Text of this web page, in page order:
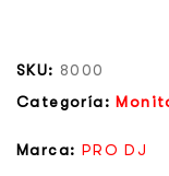
SKU: 8000
Categoría:
Marca: PRO DJ